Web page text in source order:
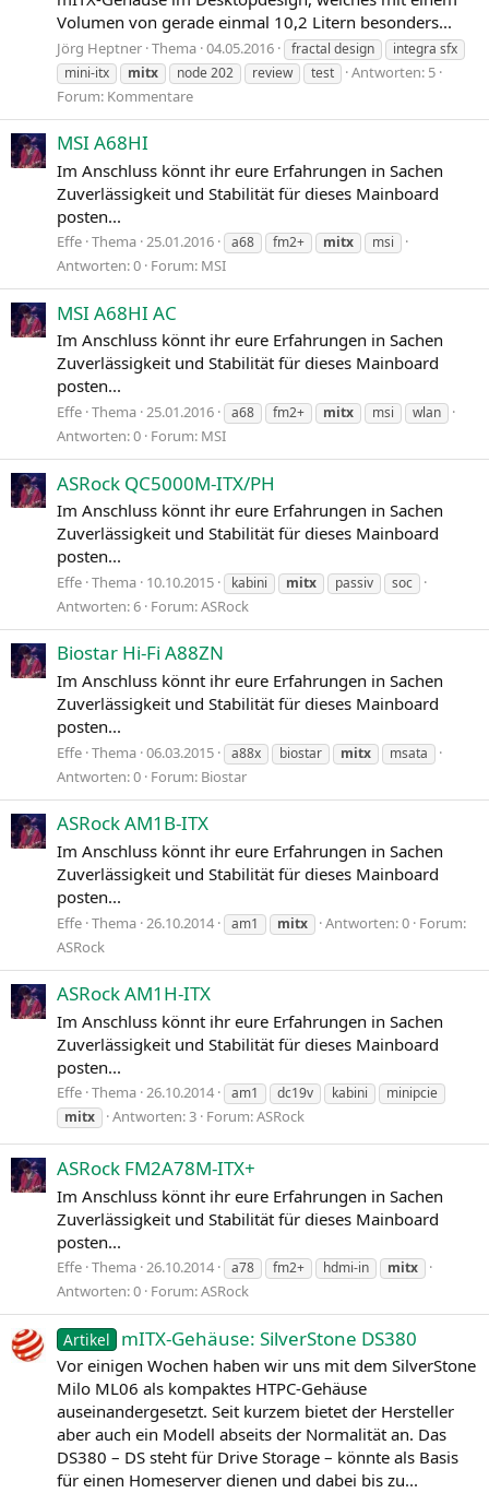
Volumen von gerade einmal 10,2 Litern besonders...
Jörg Heptner Thema 04.05.2016 fractal design
integra sfx
mini-itx
mitx node 202 review test
Antworten: 5
Forum: Kommentare
MSI A68HI
Im Anschluss könnt ihr eure Erfahrungen in Sachen
Zuverlässigkeit und Stabilität für dieses Mainboard
posten...
Effe Thema 25.01.2016 a68 fm2+ mitx msi
Antworten: 0 Forum: MSI
MSI A68HI AC
Im Anschluss könnt ihr eure Erfahrungen in Sachen
Zuverlässigkeit und Stabilität für dieses Mainboard
posten...
Effe Thema 25.01.2016 a68 fm2+ mitx msi wlan
Antworten: 0 Forum: MSI
ASRock QC5000M-ITX/PH
Im Anschluss könnt ihr eure Erfahrungen in Sachen
Zuverlässigkeit und Stabilität für dieses Mainboard
posten...
Effe Thema 10.10.2015 kabini mitx passiv soc
Antworten: 6 Forum:ASRock
Biostar Hi-Fi A88ZN
Im Anschluss könnt ihr eure Erfahrungen in Sachen
Zuverlässigkeit und Stabilität für dieses Mainboard
posten...
Effe Thema 06.03.2015 a88x biostar mitx msata
Antworten: 0 Forum: Biostar
ASRock AM1B-ITX
Im Anschluss könnt ihr eure Erfahrungen in Sachen
Zuverlässigkeit und Stabilität für dieses Mainboard
posten...
Effe Thema 26.10.2014 am1 mitx Antworten: 0 Forum:
ASRock
ASRock AM1H-ITX
Im Anschluss könnt ihr eure Erfahrungen in Sachen
Zuverlässigkeit und Stabilität für dieses Mainboard
posten...
Effe Thema 26.10.2014 am1 dc19v kabini
minipcie
mitx
Antworten: 3 Forum:ASRock
ASRock FM2A78M-ITX+
Im Anschluss könnt ihr eure Erfahrungen in Sachen
Zuverlässigkeit und Stabilität für dieses Mainboard
posten...
Effe Thema 26.10.2014 a78 fm2+ hdmi-in mitx
Antworten: 0 Forum:ASRock
Artikel mITX-Gehäuse: SilverStone DS380
Vor einigen Wochen haben wir uns mit dem SilverStone
Milo ML06 als kompaktes HTPC-Gehäuse
auseinandergesetzt. Seit kurzem bietet der Hersteller
aber auch ein Modell abseits der Normalität an. Das
DS380 – DS steht für Drive Storage – könnte als Basis
für einen Homeserver dienen und dabei bis zu...